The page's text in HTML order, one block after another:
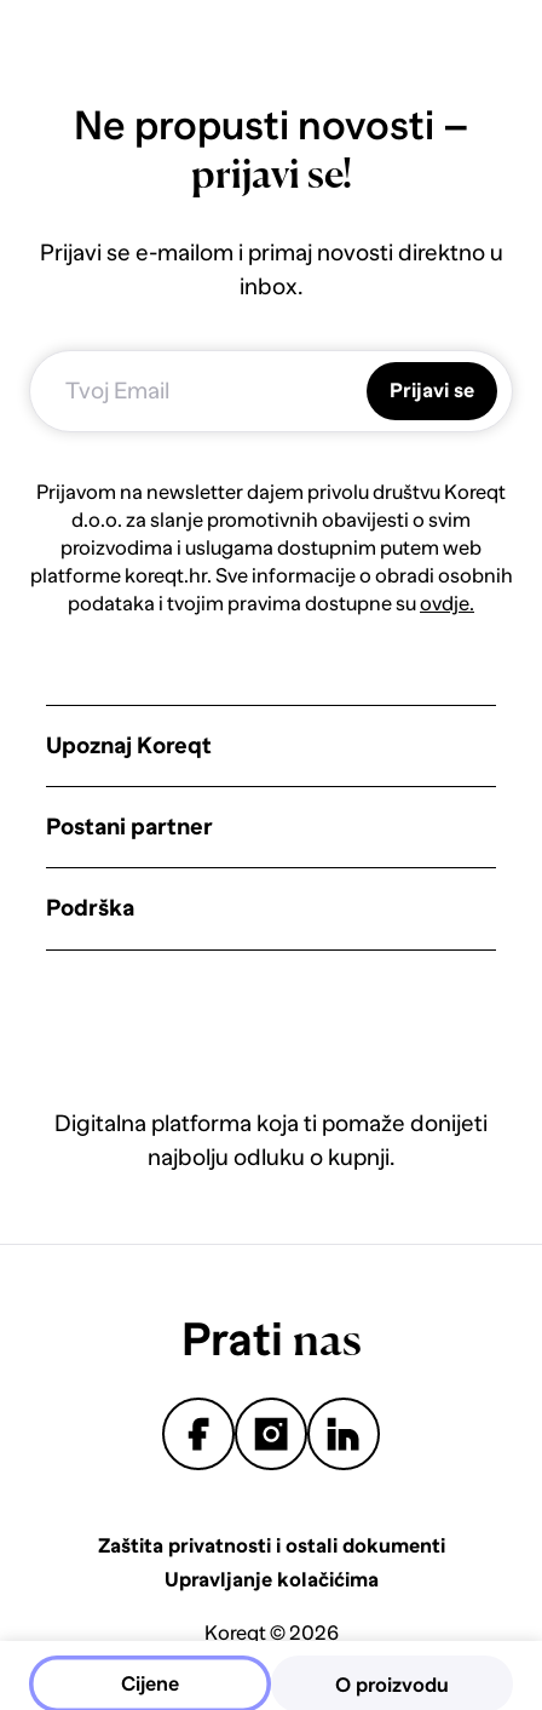
Cijene
Ne propusti novosti –
prijavi se!
Prijavi se e-mailom i primaj novosti direktno u
inbox.
Prijavi se
Prijavom na newsletter dajem privolu društvu Koreqt
d.o.o. za slanje promotivnih obavijesti o svim
proizvodima i uslugama dostupnim putem web
platforme koreqt.hr. Sve informacije o obradi osobnih
podataka i tvojim pravima dostupne suovdje.
Digitalna platforma koja ti pomaže donijeti
najbolju odluku o kupnji.
Upoznaj Koreqt
Postani partner
Podrška
Prati nas
Zaštita privatnosti i ostali dokumenti
Upravljanje kolačićima
Koreqt © 2026